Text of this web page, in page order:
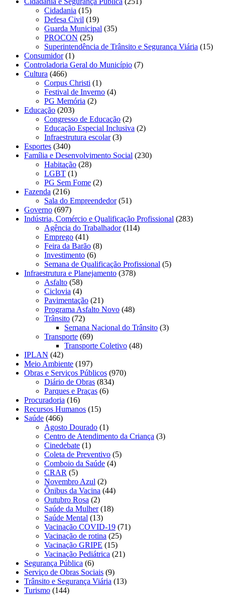
Cidadania (15)
Defesa Civil (19)
Guarda Municipal (35)
PROCON (25)
Superintendência de Trânsito e Segurança Viária (15)
Consumidor(1)
Controladoria Geral do Município (7)
Cultura (466)
Corpus Christi (1)
Festival de Inverno (4)
PG Memória (2)
Educação (203)
Congresso de Educação (2)
Educação Especial Inclusiva (2)
Infraestrutura escolar(3)
Esportes (340)
Família e Desenvolvimento Social (230)
Habitação (28)
LGBT (1)
PG Sem Fome (2)
Fazenda (216)
Sala do Empreendedor(51)
Governo (697)
Indústria, Comércio e Qualificação Profissional (283)
Agência do Trabalhador(114)
Emprego (41)
Feira da Barão (8)
Investimento (6)
Semana de Qualificação Profissional (5)
Infraestrutura e Planejamento (378)
Asfalto (58)
Ciclovia (4)
Pavimentação (21)
Programa Asfalto Novo (48)
Trânsito (72)
Semana Nacional do Trânsito (3)
Transporte (69)
Transporte Coletivo (48)
IPLAN (42)
Meio Ambiente (197)
Obras e Serviços Públicos (970)
Diário de Obras (834)
Parques e Praças (6)
Procuradoria (16)
Recursos Humanos (15)
Saúde (466)
Agosto Dourado (1)
Centro de Atendimento da Criança (3)
Cinedebate (1)
Coleta de Preventivo (5)
Comboio da Saúde (4)
CRAR (5)
Novembro Azul (2)
Ônibus da Vacina (44)
Outubro Rosa (2)
Saúde da Mulher(18)
Saúde Mental (13)
Vacinação COVID-19 (71)
Vacinação de rotina (25)
Vacinação GRIPE (15)
Vacinação Pediátrica (21)
Segurança Pública (6)
Serviço de Obras Sociais (9)
Trânsito e Segurança Viária (13)
Turismo (144)